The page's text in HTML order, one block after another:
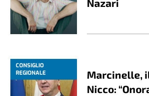
Nazari
CONSIGLIO
REGIONALE
Marcinelle,
Nicco: